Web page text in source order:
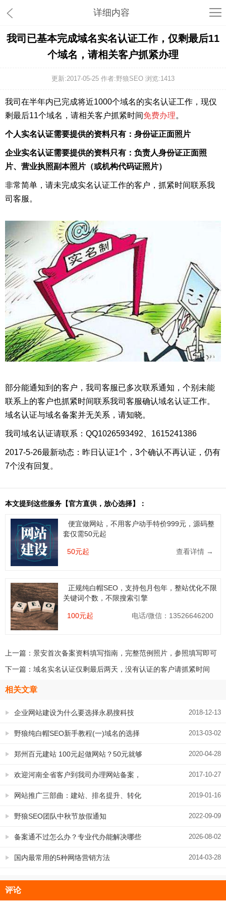
详细内容
我司已基本完成域名实名认证工作，仅剩最后11
个域名，请相关客户抓紧办理
更新:2017-05-25 作者:野狼SEO 浏览:1413
我司在半年内已完成将近1000个域名的实名认证工作，现仅
剩最后11个域名，请相关客户抓紧时间免费办理。
个人实名认证需要提供的资料只有：身份证正面照片
企业实名认证需要提供的资料只有：负责人身份证正面照
片、营业执照副本照片（或机构代码证照片）
非常简单，请未完成实名认证工作的客户，抓紧时间联系我
司客服。
部分能通知到的客户，我司客服已多次联系通知，个别未能
联系上的客户也抓紧时间联系我司客服确认域名认证工作。
域名认证与域名备案并无关系，请知晓。
我司域名认证请联系：QQ1026593492、1615241386
2017-5-26最新动态：昨日认证1个，3个确认不再认证，仍有
7个没有回复。
本文提到这些服务【官方直供，放心选择】：
便宜做网站，不用客户动手特价999元，源码整
套仅需50元起
50元起 查看详情 →
正规纯白帽SEO，支持包月包年，整站优化不限
关键词个数，不限搜索引擎
100元起 电话/微信：13526646200
上一篇： 景安首次备案资料填写指南，完整范例照片，参照填写即可
下一篇： 域名实名认证仅剩最后两天，没有认证的客户请抓紧时间
相关文章
2018-12-13
企业网站建设为什么要选择永易搜科技
2013-03-02
野狼纯白帽SEO新手教程(一)域名的选择
2020-04-28
郑州百元建站 100元起做网站？50元就够
了，而且原创利于SEO 2017-10-27
欢迎河南全省客户到我司办理网站备案，
目前接受景安、美橙、阿里云、西部数码
等机房
2019-01-16
网站推广三部曲：建站、排名提升、转化
率提升，一个都不能少 2022-09-09
野狼SEO团队中秋节放假通知
2026-08-02
备案通不过怎么办？专业代办能解决哪些
问题 2014-03-28
国内最常用的5种网络营销方法
评论